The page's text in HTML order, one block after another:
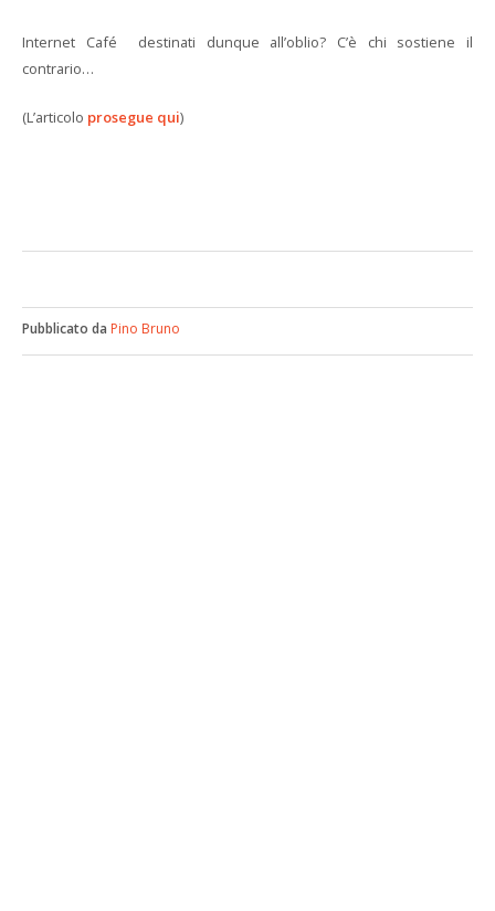
Internet Café destinati dunque all’oblio? C’è chi sostiene il
contrario…
(L’articolo prosegue qui)
Pubblicato da Pino Bruno